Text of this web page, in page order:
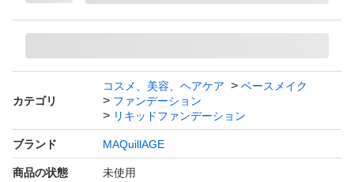
本体/詰め替え：本体
ベースメイク特徴：崩れにくい UVカット
PA：PA++++
カテゴリ
コスメ、美容、ヘアケア
ベースメイク
ファンデーション
リキッドファンデーション
ブランド MAQuillAGE
商品の状態 未使用